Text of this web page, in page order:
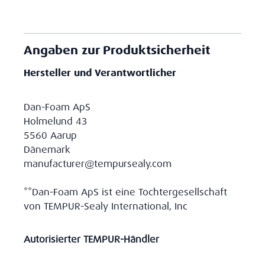
Angaben zur Produktsicherheit
Hersteller und Verantwortlicher
Dan-Foam ApS
Holmelund 43
5560 Aarup
Dänemark
manufacturer@tempursealy.com
**Dan-Foam ApS ist eine Tochtergesellschaft
von TEMPUR-Sealy International, Inc
Autorisierter TEMPUR-Händler